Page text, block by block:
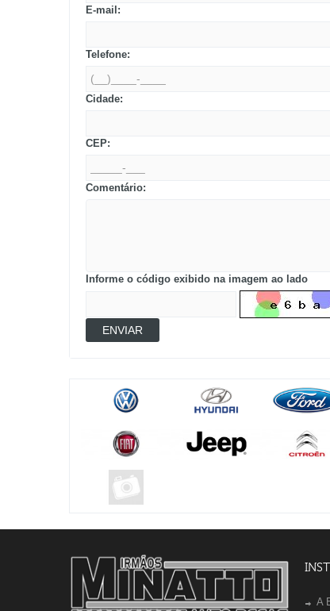
E-mail:
Telefone:
Cidade:
CEP:
Comentário:
Informe o código exibido na imagem ao lado
ENVIAR
A